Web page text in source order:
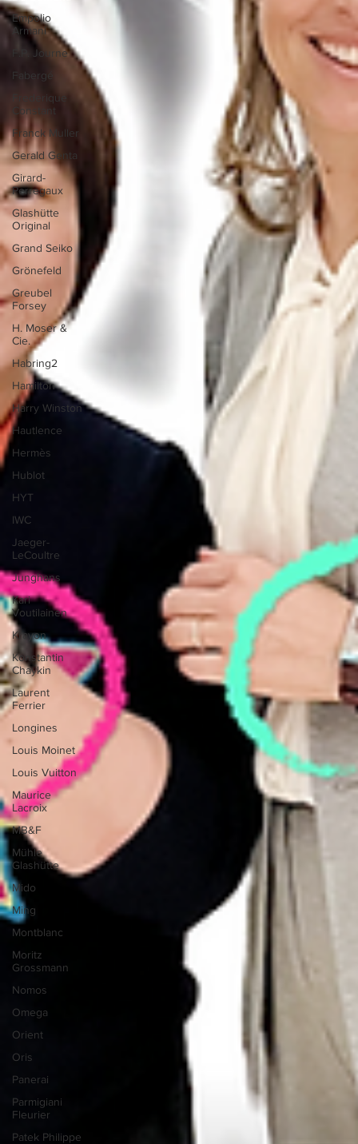
Empolio
Armani
F.P. Journe
Fabergé
Frederique
Constant
Franck Muller
Gerald Genta
Girard-
Perregaux
Glashütte
Original
Grand Seiko
Grönefeld
Greubel
Forsey
H. Moser &
Cie.
Habring2
Hamilton
Harry Winston
Hautlence
Hermès
Hublot
HYT
IWC
Jaeger-
LeCoultre
Junghans
Kari
Voutilainen
Krayon
Konstantin
Chaykin
Laurent
Ferrier
Longines
Louis Moinet
Louis Vuitton
Maurice
Lacroix
MB&F
Mühle
Glashütte
Mido
Ming
Montblanc
Moritz
Grossmann
Nomos
Omega
Orient
Oris
Panerai
Parmigiani
Fleurier
Patek Philippe